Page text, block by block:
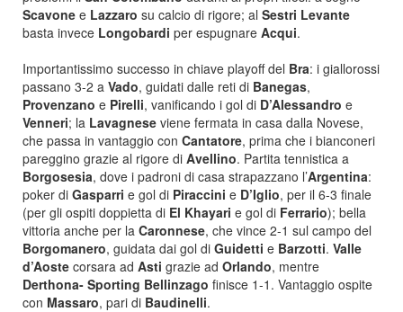
Scavone e Lazzaro su calcio di rigore; al Sestri Levante
basta invece Longobardi per espugnare Acqui.
Importantissimo successo in chiave playoff del Bra: i giallorossi
passano 3-2 a Vado, guidati dalle reti di Banegas,
Provenzano e Pirelli, vanificando i gol di D’Alessandro e
Venneri; la Lavagnese viene fermata in casa dalla Novese,
che passa in vantaggio con Cantatore, prima che i bianconeri
pareggino grazie al rigore di Avellino. Partita tennistica a
Borgosesia, dove i padroni di casa strapazzano l’Argentina:
poker di Gasparri e gol di Piraccini e D’Iglio, per il 6-3 finale
(per gli ospiti doppietta di El Khayari e gol di Ferrario); bella
vittoria anche per la Caronnese, che vince 2-1 sul campo del
Borgomanero, guidata dai gol di Guidetti e Barzotti. Valle
d’Aoste corsara ad Asti grazie ad Orlando, mentre
Derthona- Sporting Bellinzago finisce 1-1. Vantaggio ospite
con Massaro, pari di Baudinelli.